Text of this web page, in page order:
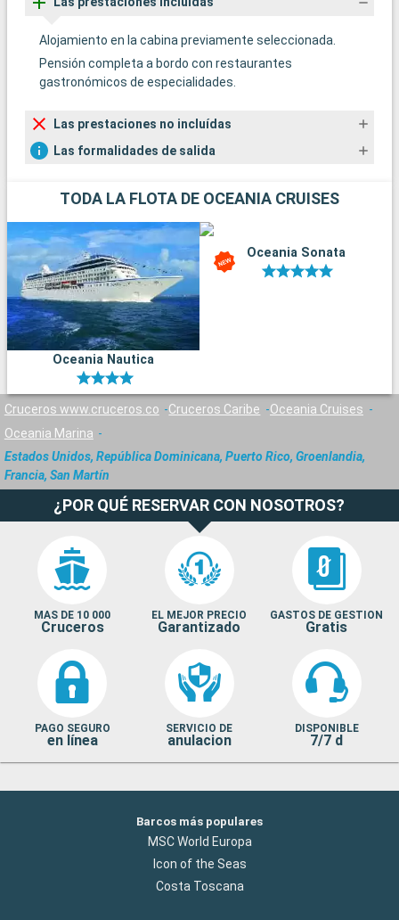
Alojamiento en la cabina previamente seleccionada.
Pensión completa a bordo con restaurantes
gastronómicos de especialidades.
Las prestaciones no incluídas
Las formalidades de salida
TODA LA FLOTA DE OCEANIA CRUISES
Oceania Nautica
Oceania Sonata
Cruceros www.cruceros.co Cruceros Caribe
Oceania Cruises
Oceania Marina
Estados Unidos, República Dominicana, Puerto Rico, Groenlandia,
Francia, San Martín
¿POR QUÉ RESERVAR CON NOSOTROS?
MAS DE 10 000
Cruceros
EL MEJOR PRECIO
Garantizado
GASTOS DE GESTION
Gratis
PAGO SEGURO
en línea
SERVICIO DE
anulacion
DISPONIBLE
7/7 d
Barcos más populares
MSC World Europa
Icon of the Seas
Costa Toscana